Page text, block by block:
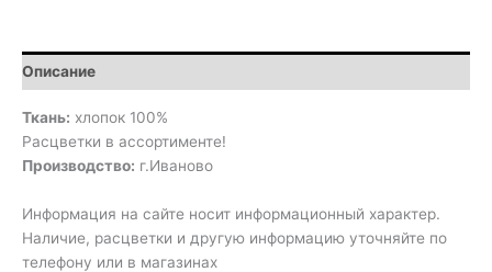
Описание
Ткань: хлопок 100%
Расцветки в ассортименте!
Производство: г.Иваново
Информация на сайте носит информационный характер.
Наличие, расцветки и другую информацию уточняйте по
телефону или в магазинах